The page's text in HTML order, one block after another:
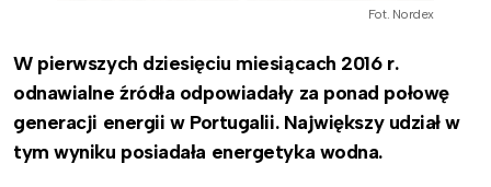
Fot. Nordex
W pierwszych dziesięciu miesiącach 2016 r.
odnawialne źródła odpowiadały za ponad połowę
generacji energii w Portugalii. Największy udział w
tym wyniku posiadała energetyka wodna.